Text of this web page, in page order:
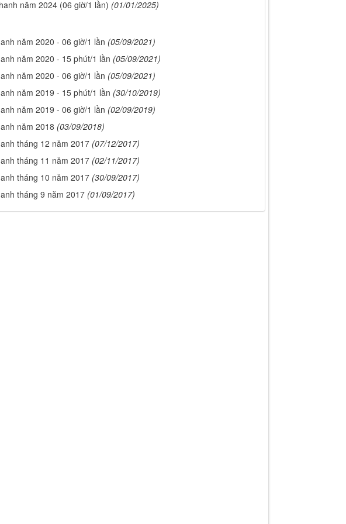
năm 2024 (06 giờ/1 lần) (01/01/2025)
năm 2020 - 06 giờ/1 lần (05/09/2021)
năm 2020 - 15 phút/1 lần (05/09/2021)
năm 2020 - 06 giờ/1 lần (05/09/2021)
năm 2019 - 15 phút/1 lần (30/10/2019)
năm 2019 - 06 giờ/1 lần (02/09/2019)
năm 2018 (03/09/2018)
tháng 12 năm 2017 (07/12/2017)
tháng 11 năm 2017 (02/11/2017)
tháng 10 năm 2017 (30/09/2017)
tháng 9 năm 2017 (01/09/2017)